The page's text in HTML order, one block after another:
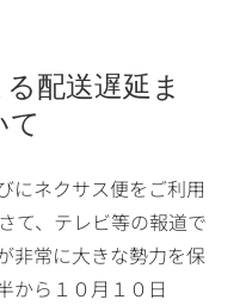
配送遅延ま
て
にネクサス便をご利用
て、テレビ等の報道で
非常に大きな勢力を保
から１０月１０日